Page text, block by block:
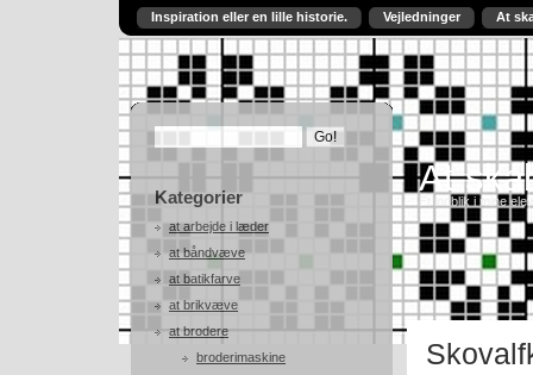
Inspiration eller en lille historie. Vejledninger At
Kategorier
at arbejde i læder
at båndvæve
at batikfarve
at brikvæve
at brodere
broderimaskine
At
Et indblik i mine